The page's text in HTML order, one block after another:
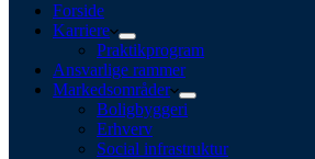
Forside
Karriere
Praktikprogram
Ansvarlige rammer
Markedsområder
Boligbyggeri
Erhverv
Social infrastruktur